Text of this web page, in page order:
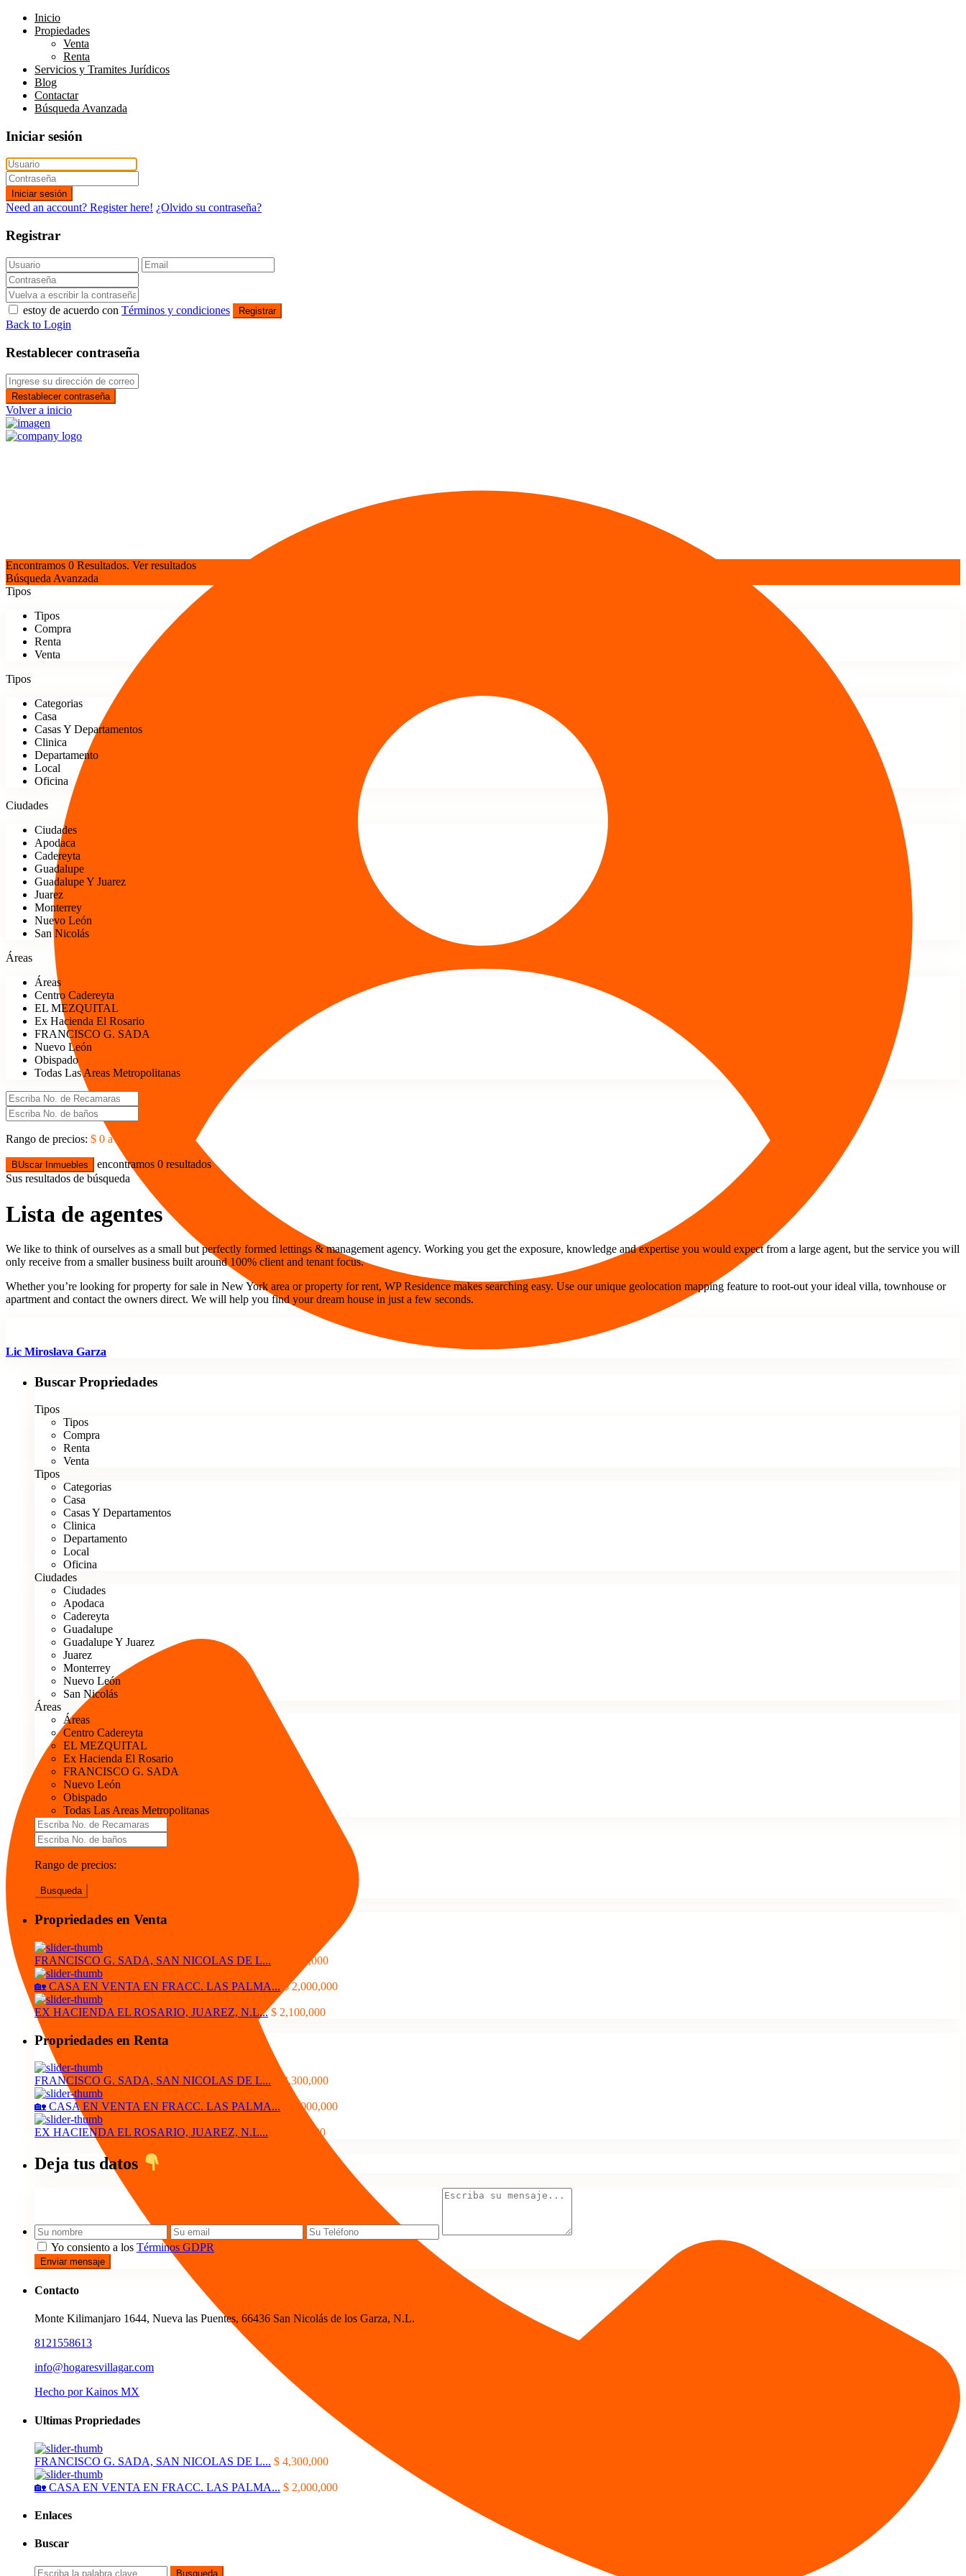
Inicio
Propiedades
Venta
Renta
Servicios y Tramites Jurídicos
Blog
Contactar
Búsqueda Avanzada
Iniciar sesión
Iniciar sesión
Need an account? Register here! ¿Olvido su contraseña?
Registrar
estoy de acuerdo con Términos y condiciones Registrar
Back to Login
Restablecer contraseña
Restablecer contraseña
Volver a inicio
Encontramos 0 Resultados. Ver resultados
Búsqueda Avanzada
Tipos
Tipos
Compra
Renta
Venta
Tipos
Categorias
Casa
Casas Y Departamentos
Clinica
Departamento
Local
Oficina
Ciudades
Ciudades
Apodaca
Cadereyta
Guadalupe
Guadalupe Y Juarez
Juarez
Monterrey
Nuevo León
San Nicolás
Áreas
Áreas
Centro Cadereyta
EL MEZQUITAL
Ex Hacienda El Rosario
FRANCISCO G. SADA
Nuevo León
Obispado
Todas Las Areas Metropolitanas
Rango de precios: $ 0 a $ 10,500,000
BUscar Inmuebles encontramos 0 resultados
Sus resultados de búsqueda
Lista de agentes
We like to think of ourselves as a small but perfectly formed lettings & management agency. Working you get the exposure, knowledge and expertise you would expect from a large agent, but the service you will
only receive from a smaller business built around 100% client and tenant focus.
Whether you’re looking for property for sale in New York area or property for rent, WP Residence makes searching easy. Use our unique geolocation mapping feature to root-out your ideal villa, townhouse or
apartment and contact the owners direct. We will help you find your dream house in just a few seconds.
Lic Miroslava Garza
Buscar Propriedades
Tipos
Tipos
Compra
Renta
Venta
Tipos
Categorias
Casa
Casas Y Departamentos
Clinica
Departamento
Local
Oficina
Ciudades
Ciudades
Apodaca
Cadereyta
Guadalupe
Guadalupe Y Juarez
Juarez
Monterrey
Nuevo León
San Nicolás
Áreas
Áreas
Centro Cadereyta
EL MEZQUITAL
Ex Hacienda El Rosario
FRANCISCO G. SADA
Nuevo León
Obispado
Todas Las Areas Metropolitanas
Rango de precios:
Busqueda
Propriedades en Venta
FRANCISCO G. SADA, SAN NICOLAS DE L... $ 4,300,000
🏡 CASA EN VENTA EN FRACC. LAS PALMA... $ 2,000,000
EX HACIENDA EL ROSARIO, JUAREZ, N.L... $ 2,100,000
Propriedades en Renta
FRANCISCO G. SADA, SAN NICOLAS DE L... $ 4,300,000
🏡 CASA EN VENTA EN FRACC. LAS PALMA... $ 2,000,000
EX HACIENDA EL ROSARIO, JUAREZ, N.L... $ 2,100,000
Deja tus datos
Yo consiento a los Términos GDPR
Enviar mensaje
Contacto
Monte Kilimanjaro 1644, Nueva las Puentes, 66436 San Nicolás de los Garza, N.L.
8121558613
info@hogaresvillagar.com
Hecho por Kainos MX
Ultimas Propriedades
FRANCISCO G. SADA, SAN NICOLAS DE L... $ 4,300,000
🏡 CASA EN VENTA EN FRACC. LAS PALMA... $ 2,000,000
Enlaces
Buscar
Busqueda